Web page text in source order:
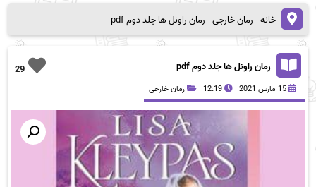
خانه-رمان خارجی-رمان راونل ها جلد دوم pdf
29 رمان راونل ها جلد دوم pdf
15 مارس 2021 12:19 رمان خارجی